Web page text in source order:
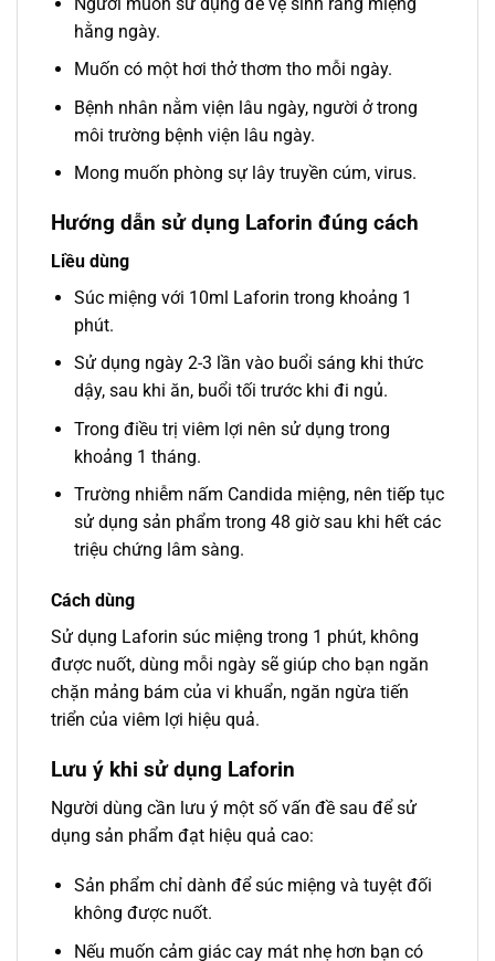
hằng ngày.
Muốn có một hơi thở thơm tho mỗi ngày.
Bệnh nhân nằm viện lâu ngày, người ở trong
môi trường bệnh viện lâu ngày.
Mong muốn phòng sự lây truyền cúm, virus.
Hướng dẫn sử dụng Laforin đúng cách
Liều dùng
Súc miệng với 10ml Laforin trong khoảng 1
phút.
Sử dụng ngày 2-3 lần vào buổi sáng khi thức
dậy, sau khi ăn, buổi tối trước khi đi ngủ.
Trong điều trị viêm lợi nên sử dụng trong
khoảng 1 tháng.
Trường nhiễm nấm Candida miệng, nên tiếp tục
sử dụng sản phẩm trong 48 giờ sau khi hết các
triệu chứng lâm sàng.
Cách dùng
Sử dụng Laforin súc miệng trong 1 phút, không
được nuốt, dùng mỗi ngày sẽ giúp cho bạn ngăn
chặn mảng bám của vi khuẩn, ngăn ngừa tiến
triển của viêm lợi hiệu quả.
Lưu ý khi sử dụng Laforin
Người dùng cần lưu ý một số vấn đề sau để sử
dụng sản phẩm đạt hiệu quả cao:
Sản phẩm chỉ dành để súc miệng và tuyệt đối
không được nuốt.
Nếu muốn cảm giác cay mát nhẹ hơn bạn có